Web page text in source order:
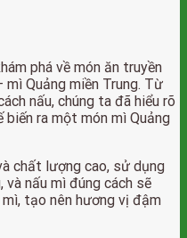
phá về món ăn truyền
Quảng miền Trung. Từ
nấu, chúng ta đã hiểu rõ
biến ra một món mì Quảng
chất lượng cao, sử dụng
và nấu mì đúng cách sẽ
tạo nên hương vị đậm